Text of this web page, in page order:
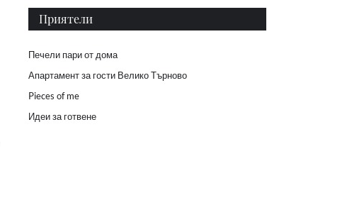
Приятели
Печели пари от дома
Апартамент за гости Велико Търново
Pieces of me
Идеи за готвене